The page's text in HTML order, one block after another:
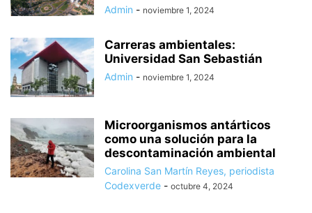
Admin - noviembre 1, 2024
Carreras ambientales:
Universidad San Sebastián
Admin - noviembre 1, 2024
Microorganismos antárticos
como una solución para la
descontaminación ambiental
Carolina San Martín Reyes, periodista
Codexverde - octubre 4, 2024